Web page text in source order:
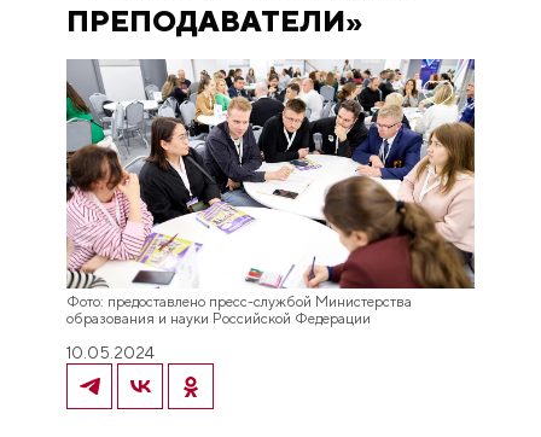
ПРЕПОДАВАТЕЛИ»
Фото: предоставлено пресс-службой Министерства
образования и науки Российской Федерации
10.05.2024